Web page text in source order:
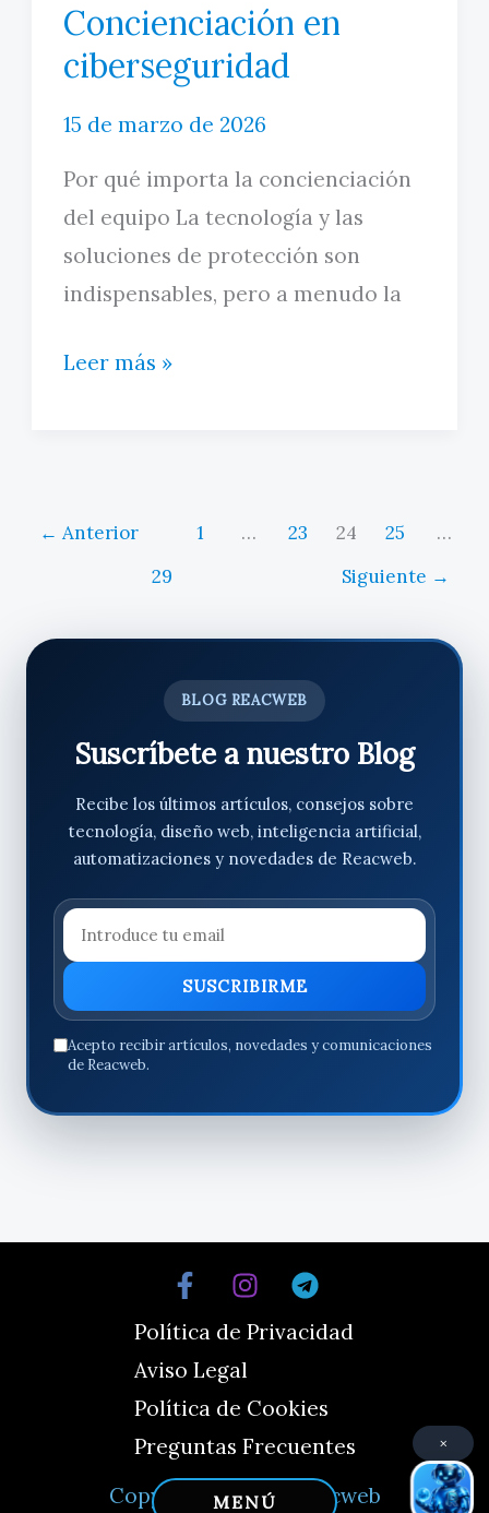
Concienciación en
ciberseguridad
15 de marzo de 2026
Por qué importa la concienciación
del equipo La tecnología y las
soluciones de protección son
indispensables, pero a menudo la
Concienciación
Leer más »
← Anterior 1 … 23 24 25
…
29
Siguiente →
BLOG REACWEB
Suscríbete a nuestro Blog
Recibe los últimos artículos, consejos sobre
tecnología, diseño web, inteligencia artificial,
automatizaciones y novedades de Reacweb.
SUSCRIBIRME
Acepto recibir artículos, novedades y comunicaciones
de Reacweb.
Política de Privacidad
Aviso Legal
Política de Cookies
Preguntas Frecuentes
Copyright © 2026 Reacweb
MENÚ
×